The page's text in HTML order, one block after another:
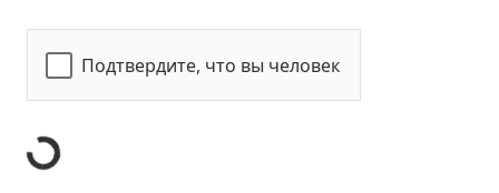
Подтвердите, что вы человек